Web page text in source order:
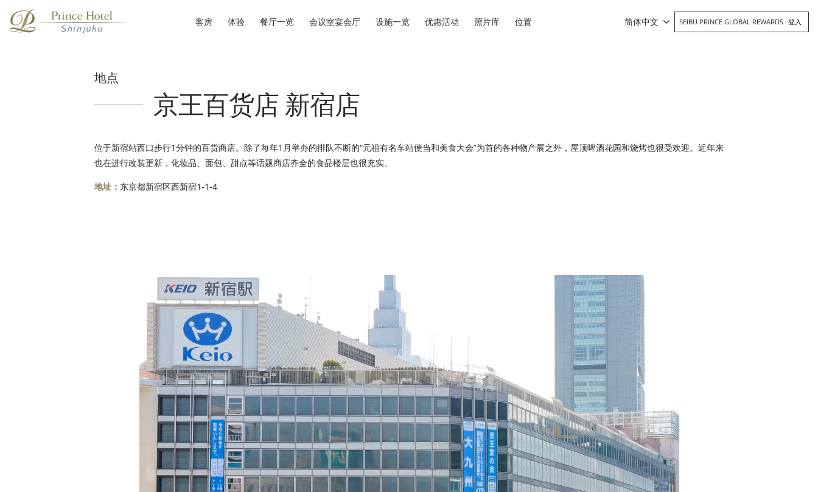
客房 体验 餐厅一览 会议室宴会厅 设施一览 优惠活动 照片库 位置 简体中文 SEIBU PRINCE GLOBAL REWARDS 登入
地点
京王百货店 新宿店
位于新宿站西口步行1分钟的百货商店。除了每年1月举办的排队不断的“元祖有名车站便当和美食大会”为首的各种物产展之外，屋顶啤酒花园和烧烤也很受欢迎。近年来
也在进行改装更新，化妆品、面包、甜点等话题商店齐全的食品楼层也很充实。
地址： 东京都新宿区西新宿1-1-4